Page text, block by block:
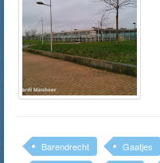
Barendrecht Gaatjes